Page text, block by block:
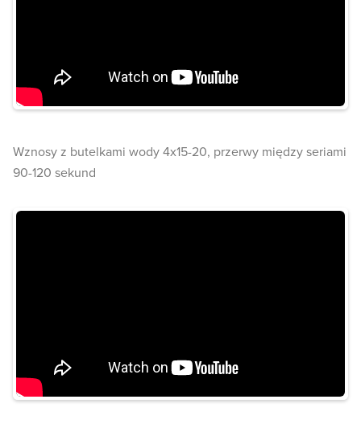
Wznosy z butelkami wody 4x15-20, przerwy między seriami
90-120 sekund